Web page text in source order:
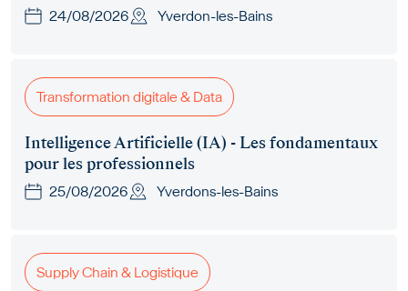
24/08/2026 Yverdon-les-Bains
Transformation digitale & Data
Intelligence Artificielle (IA) - Les fondamentaux
pour les professionnels
25/08/2026 Yverdons-les-Bains
Supply Chain & Logistique